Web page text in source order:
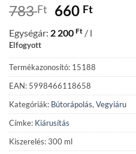
783Ft
Original
was:
660 FtCurrent
Egységár: 2 200 Ft / l
Elfogyott
Termékazonosító: 15188
EAN: 5998466118658
Kategóriák: Bútorápolás, Vegyiáru
Címke: Kiárusítás
Kiszerelés: 300 ml